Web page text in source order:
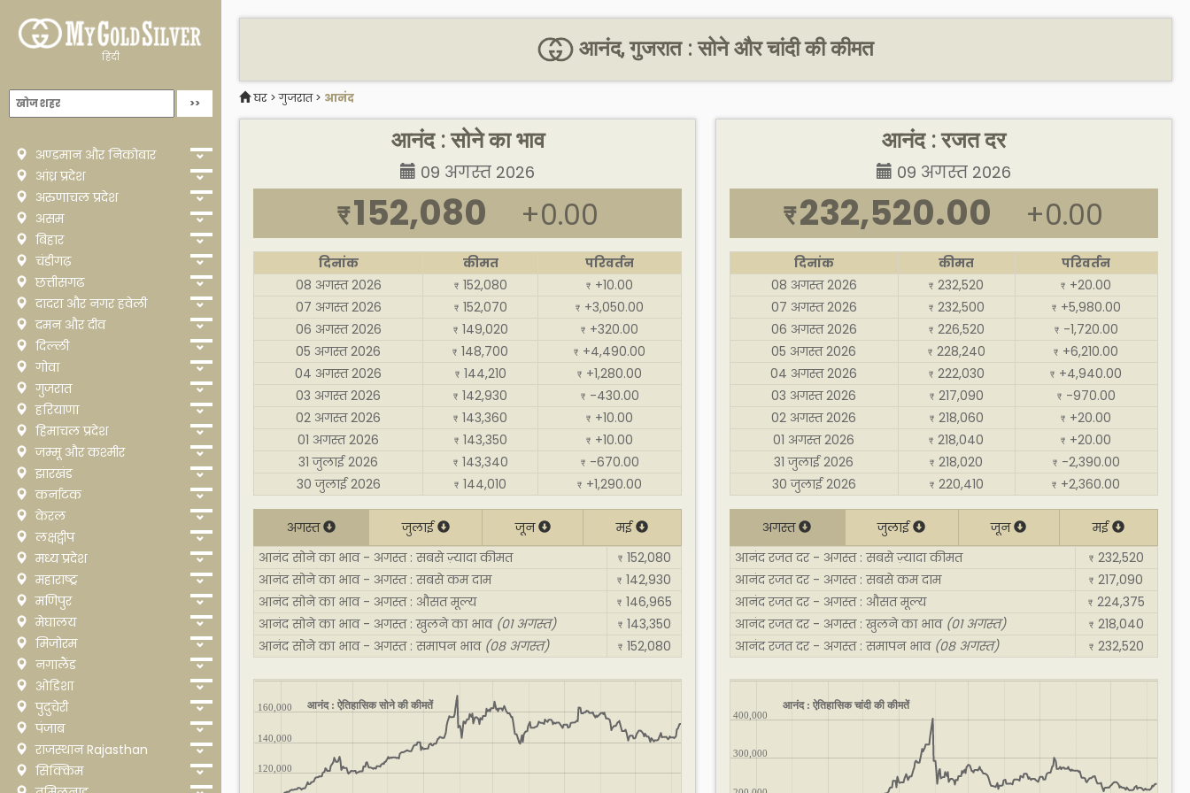
हिंदी
अण्डमान और निकोबार
आंध्र प्रदेश
अरुणाचल प्रदेश
असम
बिहार
चंडीगढ़
छत्तीसगढ
दादरा और नगर हवेली
दमन और दीव
दिल्ली
गोवा
गुजरात
हरियाणा
हिमाचल प्रदेश
जम्मू और कश्मीर
झारखंड
कर्नाटक
केरल
लक्षद्वीप
मध्य प्रदेश
महाराष्ट्र
मणिपुर
मेघालय
मिजोरम
नगालैंड
ओडिशा
पुदुचेरी
पंजाब
राजस्थान Rajasthan
सिक्किम
आनंद, गुजरात : सोने और चांदी की कीमत
घर >गुजरात> आनंद
आनंद : सोने का भाव
09 अगस्त 2026
₹152,080 +0.00
दिनांक कीमत
परिवर्तन
08 अगस्त 2026
₹ 152,080 ₹ +10.00
07 अगस्त 2026
₹ 152,070 ₹ +3,050.00
06 अगस्त 2026
₹ 149,020 ₹ +320.00
05 अगस्त 2026
₹ 148,700 ₹ +4,490.00
04 अगस्त 2026
₹ 144,210 ₹ +1,280.00
03 अगस्त 2026
₹ 142,930 ₹ -430.00
02 अगस्त 2026
₹ 143,360 ₹ +10.00
01 अगस्त 2026
₹ 143,350 ₹ +10.00
31 जुलाई 2026
₹ 143,340 ₹ -670.00
30 जुलाई 2026
₹ 144,010 ₹ +1,290.00
अगस्त जुलाई जून
मई
आनंद सोने का भाव - अगस्त : सबसे ज़्यादा कीमत
₹ 152,080
आनंद सोने का भाव - अगस्त : सबसे कम दाम
₹ 142,930
आनंद सोने का भाव - अगस्त : औसत मूल्य
₹ 146,965
आनंद सोने का भाव - अगस्त : खुलने का भाव (01 अगस्त) ₹ 143,350
आनंद सोने का भाव - अगस्त : समापन भाव (08 अगस्त) ₹ 152,080
आनंद : ऐतिहासिक सोने की कीमतें
120,000
140,000
160,000
आनंद : रजत दर
09 अगस्त 2026
₹232,520.00 +0.00
दिनांक कीमत
परिवर्तन
08 अगस्त 2026
₹ 232,520 ₹ +20.00
07 अगस्त 2026
₹ 232,500 ₹ +5,980.00
06 अगस्त 2026
₹ 226,520 ₹ -1,720.00
05 अगस्त 2026
₹ 228,240 ₹ +6,210.00
04 अगस्त 2026
₹ 222,030 ₹ +4,940.00
03 अगस्त 2026
₹ 217,090 ₹ -970.00
02 अगस्त 2026
₹ 218,060 ₹ +20.00
01 अगस्त 2026
₹ 218,040 ₹ +20.00
31 जुलाई 2026
₹ 218,020 ₹ -2,390.00
30 जुलाई 2026
₹ 220,410 ₹ +2,360.00
अगस्त जुलाई जून
मई
आनंद रजत दर - अगस्त : सबसे ज़्यादा कीमत
₹ 232,520
आनंद रजत दर - अगस्त : सबसे कम दाम
₹ 217,090
आनंद रजत दर - अगस्त : औसत मूल्य
₹ 224,375
आनंद रजत दर - अगस्त : खुलने का भाव (01 अगस्त) ₹ 218,040
आनंद रजत दर - अगस्त : समापन भाव (08 अगस्त) ₹ 232,520
आनंद : ऐतिहासिक चांदी की कीमतें
300,000
400,000